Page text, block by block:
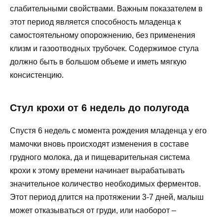
слабительными свойствами. Важным показателем в
этот период является способность младенца к
самостоятельному опорожнению, без применения
клизм и газоотводных трубочек. Содержимое стула
должно быть в большом объеме и иметь мягкую
консистенцию.
Стул крохи от 6 недель до полугода
Спустя 6 недель с момента рождения младенца у его
мамочки вновь происходят изменения в составе
грудного молока, да и пищеварительная система
крохи к этому времени начинает вырабатывать
значительное количество необходимых ферментов.
Этот период длится на протяжении 3-7 дней, малыш
может отказываться от груди, или наоборот –